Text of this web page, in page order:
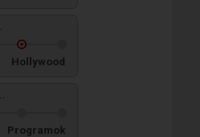
Hollywood
Programok